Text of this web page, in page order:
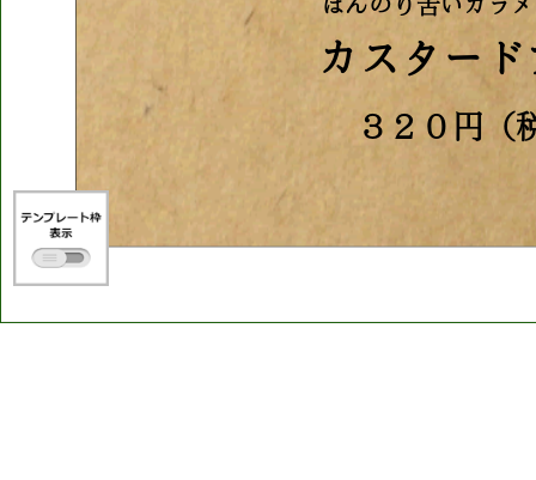
カスター
３２０円（